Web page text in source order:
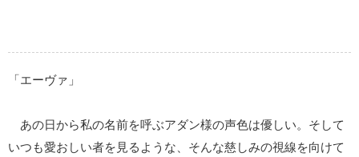
「エーヴァ」
あの日から私の名前を呼ぶアダン様の声色は優しい。そして
いつも愛おしい者を見るような、そんな慈しみの視線を向けて